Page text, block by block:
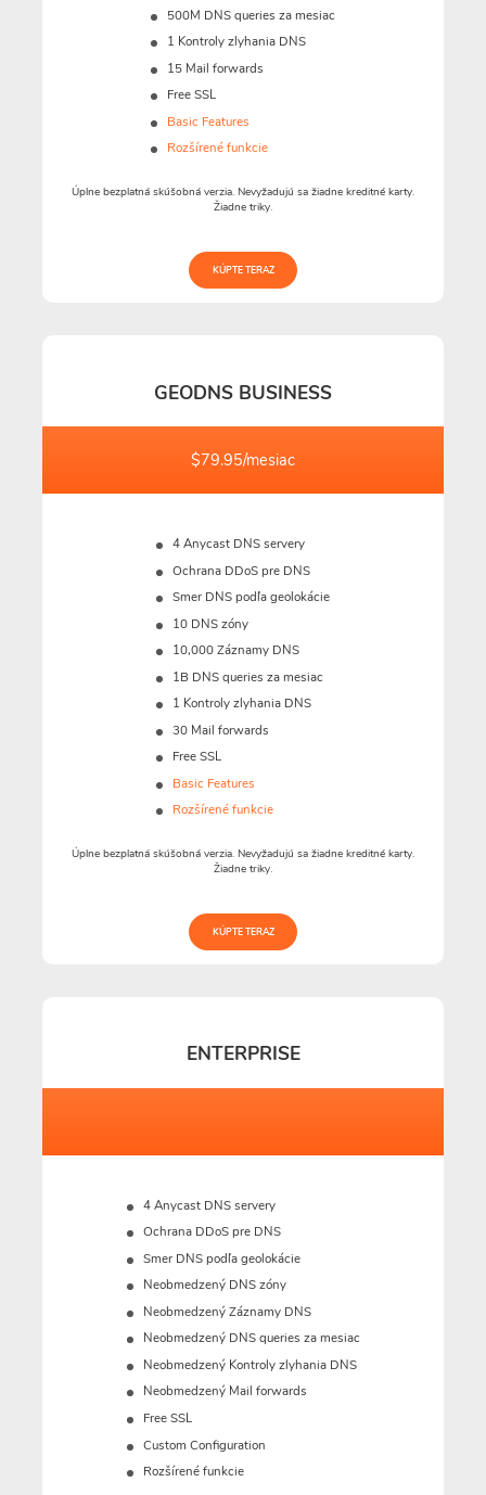
500M DNS queries za mesiac
1 Kontroly zlyhania DNS
15 Mail forwards
Free SSL
Basic Features
Rozšírené funkcie
Úplne bezplatná skúšobná verzia. Nevyžadujú sa žiadne kreditné karty.
Žiadne triky.
KÚPTE TERAZ
GEODNS BUSINESS
$79.95/mesiac
4 Anycast DNS servery
Ochrana DDoS pre DNS
Smer DNS podľa geolokácie
10 DNS zóny
10,000 Záznamy DNS
1B DNS queries za mesiac
1 Kontroly zlyhania DNS
30 Mail forwards
Free SSL
Basic Features
Rozšírené funkcie
Úplne bezplatná skúšobná verzia. Nevyžadujú sa žiadne kreditné karty.
Žiadne triky.
KÚPTE TERAZ
ENTERPRISE
4 Anycast DNS servery
Ochrana DDoS pre DNS
Smer DNS podľa geolokácie
Neobmedzený DNS zóny
Neobmedzený Záznamy DNS
Neobmedzený DNS queries za mesiac
Neobmedzený Kontroly zlyhania DNS
Neobmedzený Mail forwards
Free SSL
Custom Configuration
Rozšírené funkcie